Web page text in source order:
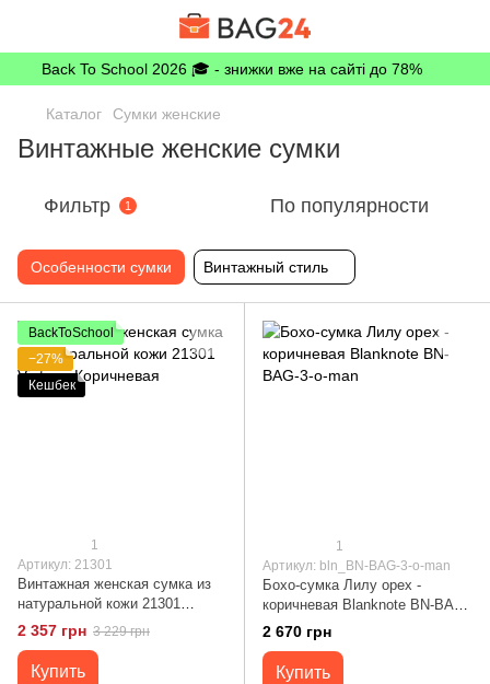
Back To School 2026 🎓 - знижки вже на сайті до 78%
Каталог Сумки женские
Винтажные женские сумки
Фильтр 1 По популярности
Особенности сумки Винтажный стиль
BackToSchool
−27%
Кешбек
1
Артикул: 21301
Винтажная женская сумка из
натуральной кожи 21301
Vintage Коричневая
2 357 грн 3 229 грн
Купить
1
Артикул: bln_BN-BAG-3-o-man
Бохо-сумка Лилу орех -
коричневая Blanknote BN-BAG-
3-o-man
2 670 грн
Купить